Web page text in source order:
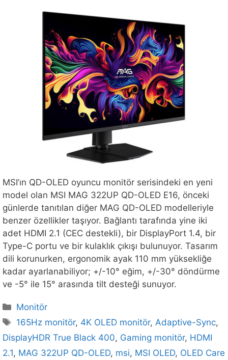
MSI’ın QD-OLED oyuncu monitör serisindeki en yeni
model olan MSI MAG 322UP QD-OLED E16, önceki
günlerde tanıtılan diğer MAG QD-OLED modelleriyle
benzer özellikler taşıyor. Bağlantı tarafında yine iki
adet HDMI 2.1 (CEC destekli), bir DisplayPort 1.4, bir
Type-C portu ve bir kulaklık çıkışı bulunuyor. Tasarım
dili korunurken, ergonomik ayak 110 mm yüksekliğe
kadar ayarlanabiliyor; +/-10° eğim, +/-30° döndürme
ve -5° ile 15° arasında tilt desteği sunuyor.
Kategoriler
Monitör
Etiketler
165Hz monitör, 4K OLED monitör, Adaptive-Sync,
DisplayHDR True Black 400, Gaming monitör, HDMI
2.1, MAG 322UP QD-OLED, msi, MSI OLED, OLED Care